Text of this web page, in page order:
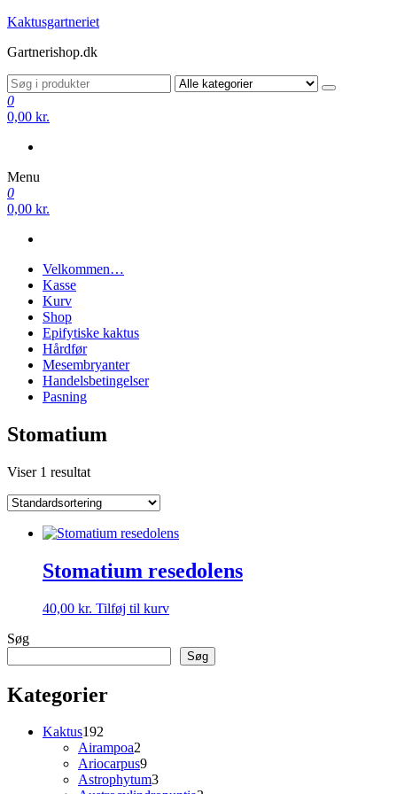
Videre
indhold
Kaktusgartneriet
Gartnerishop.dk
0
0,00 kr.
Menu
0
0,00 kr.
Velkommen…
Kasse
Kurv
Shop
Epifytiske kaktus
Hårdfør
Mesembryanter
Handelsbetingelser
Pasning
Stomatium
Viser 1 resultat
Stomatium resedolens
40,00 kr. Tilføj til kurv
Søg
Søg
Kategorier
Kaktus192
varer
Airampoa2
varer
Ariocarpus99
varer
Astrophytum33